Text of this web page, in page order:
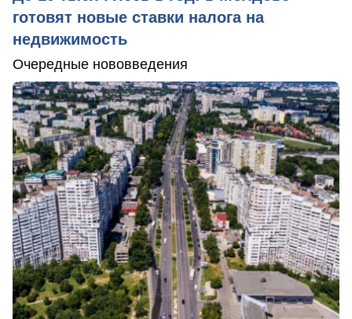
готовят новые ставки налога на
недвижимость
Очередные нововведения